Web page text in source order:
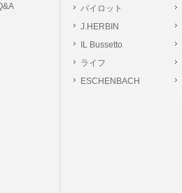
パイロット
J.HERBIN
IL Bussetto
ライフ
ESCHENBACH